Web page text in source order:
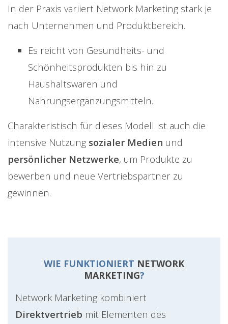
In der Praxis variiert Network Marketing stark je
nach Unternehmen und Produktbereich.
Es reicht von Gesundheits- und
Schönheitsprodukten bis hin zu
Haushaltswaren und
Nahrungsergänzungsmitteln.
Charakteristisch für dieses Modell ist auch die
intensive Nutzung sozialer Medien und
persönlicher Netzwerke, um Produkte zu
bewerben und neue Vertriebspartner zu
gewinnen.
WIE FUNKTIONIERT NETWORK
MARKETING?
Network Marketing kombiniert
Direktvertrieb mit Elementen des